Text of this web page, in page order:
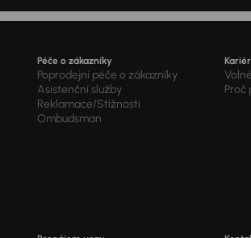
Péče o zákazníky
Poprodejní péče o zákazníky
Asistenční služby
Reklamace/Stížnosti
Ombudsman
Proč